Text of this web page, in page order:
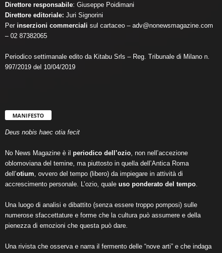
Direttore responsabile: Giuseppe Poidimani
Direttore editoriale: Juri Signorini
Per inserzioni commerciali sul cartaceo – adv@nonewsmagazine.com
– 02 87382065
Periodico settimanale edito da Kitabu Srls – Reg. Tribunale di Milano n.
997/2019 del 10/04/2019
MANIFESTO
Deus nobis haec otia fecit
No News Magazine è il periodico dell’ozio , non nell’accezione
oblomoviana del temine, ma piuttosto in quella dell’Antica Roma
dell’otium , ovvero del tempo (libero) da impiegare in attività di
accrescimento personale. L’ozio, quale uso ponderato del tempo
Una luogo di analisi e dibattito (senza essere troppo pomposi) sulle
numerose sfaccettature e forme che la cultura può assumere e della
pienezza di emozioni che questa può dare.
Una rivista che osserva e narra il fermento delle “nove arti” e che indaga